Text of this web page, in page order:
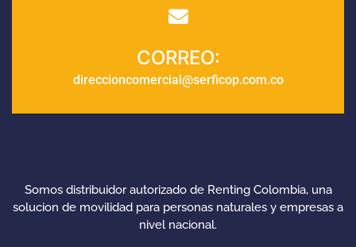
CORREO:
direccioncomercial@serficop.com.co
Somos distribuidor autorizado de Renting Colombia, una
solucion de movilidad para personas naturales y empresas a
nivel nacional.